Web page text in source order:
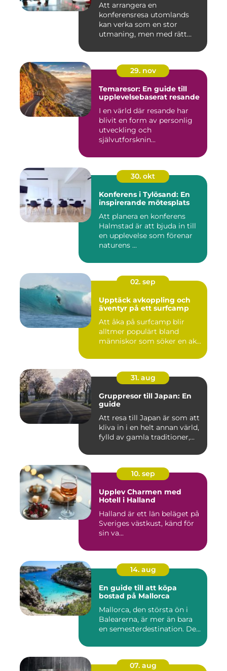
Att arrangera en
konferensresa utomlands
kan verka som en stor
utmaning, men med rätt
29. nov
Temaresor: En guide till
upplevelsebaserat resande
I en värld där resande har
blivit en form av personlig
utveckling och
självutforsknin...
30. okt
Konferens i Tylösand: En
inspirerande mötesplats
Att planera en konferens
Halmstad är att bjuda in till
en upplevelse som förenar
naturens ...
02. sep
Upptäck avkoppling och
äventyr på ett surfcamp
Att åka på surfcamp blir
alltmer populärt bland
människor som söker en ak...
31. aug
Gruppresor till Japan: En
guide
Att resa till Japan är som att
kliva in i en helt annan värld,
fylld av gamla traditioner,...
10. sep
Upplev Charmen med
Hotell i Halland
Halland är ett län beläget på
Sveriges västkust, känd för
sin va...
14. aug
En guide till att köpa
bostad på Mallorca
Mallorca, den största ön i
Balearerna, är mer än bara
en semesterdestination. De...
07. aug